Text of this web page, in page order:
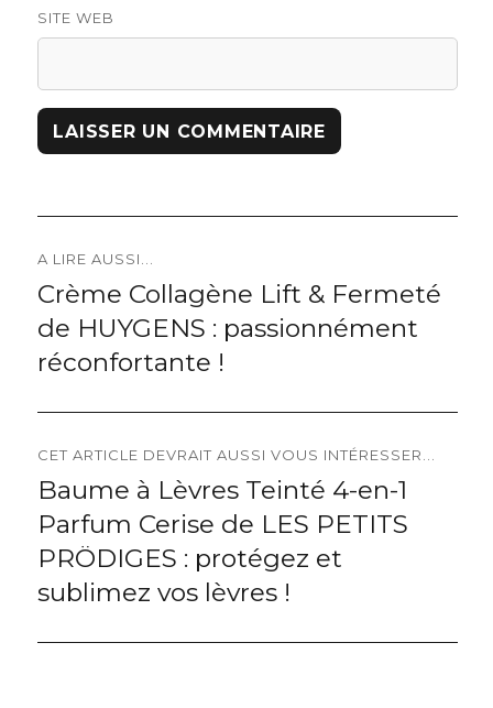
SITE WEB
Navigation
de
l’article
A LIRE AUSSI...
Previous
post:
Crème Collagène Lift & Fermeté
de HUYGENS : passionnément
réconfortante !
CET ARTICLE DEVRAIT AUSSI VOUS INTÉRESSER...
Next
post:
Baume à Lèvres Teinté 4-en-1
Parfum Cerise de LES PETITS
PRÖDIGES : protégez et
sublimez vos lèvres !